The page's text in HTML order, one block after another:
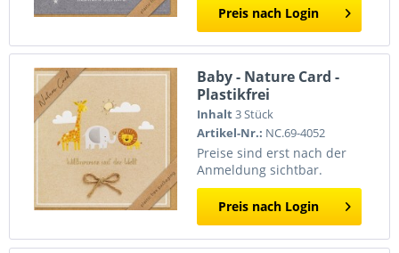
Preis nach Login
Baby - Nature Card -
Plastikfrei
(Quadratisch)
Inhalt3 Stück
Artikel-Nr.: NC.69-4052
Preise sind erst nach der
Anmeldung sichtbar.
Preis nach Login